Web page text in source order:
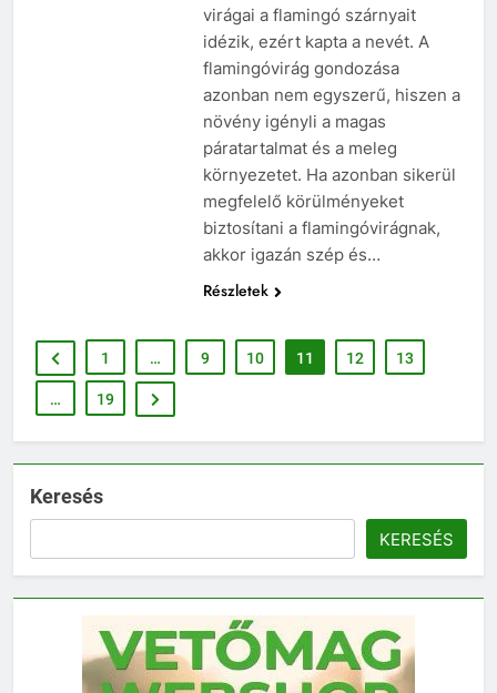
virágai a flamingó szárnyait
idézik, ezért kapta a nevét. A
flamingóvirág gondozása
azonban nem egyszerű, hiszen a
növény igényli a magas
páratartalmat és a meleg
környezetet. Ha azonban sikerül
megfelelő körülményeket
biztosítani a flamingóvirágnak,
akkor igazán szép és…
Részletek
1 … 9 10 11 12 13
… 19
Keresés
KERESÉS